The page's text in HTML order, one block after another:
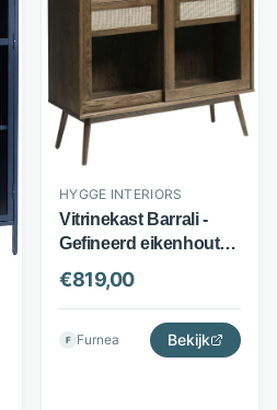
HYGGE INTERIORS
Vitrinekast Barrali -
Gefineerd eikenhout
en glas - Veel
opbergruimte - Bruin -
Hygge Interiors
€819,00
F Furnea Bekijk